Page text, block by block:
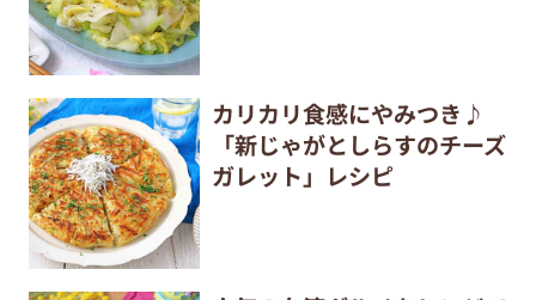
カリカリ食感にやみつき♪
「新じゃがとしらすのチーズ
ガレット」レシピ